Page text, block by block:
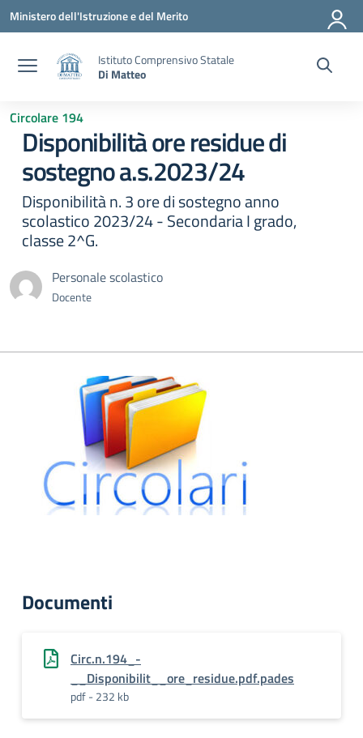
Vai ai contenuti
Vai al menu di navigazione
Vai al footer
Ministero dell'Istruzione e del Merito
Istituto Comprensivo Statale
Di Matteo
Circolare 194
Disponibilità ore residue di
sostegno a.s.2023/24
Disponibilità n. 3 ore di sostegno anno
scolastico 2023/24 - Secondaria I grado,
classe 2^G.
Personale scolastico
Docente
Documenti
Circ.n.194_-
__Disponibilit__ore_residue.pdf.pades
pdf - 232 kb